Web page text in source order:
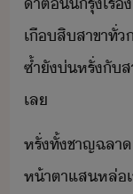
เื​สิ​สาขา​ทั่
ซ้ำ​ั​่​หรั่​ั​ส
เล
หรั่​ทั้​ชาญฉลา
ห้าตา​แส​หล่